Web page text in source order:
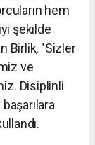
hem
şekilde
Birlik, "Sizler
ve
Disiplinli